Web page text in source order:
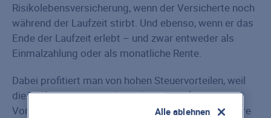
Risikolebensversicherung, wenn der Versicherte noch
während der Laufzeit stirbt. Und ebenso, wenn er das
Ende der Laufzeit erlebt – und zwar entweder als
Einmalzahlung oder als monatliche Rente.
Dabei profitiert man von hohen Steuervorteilen, weil
die Hälfte des Ertrags komplett steuerfrei ist.
Voraussetzung: Der Vertrag ist mindestens 12 Jahre
Alle ablehnen